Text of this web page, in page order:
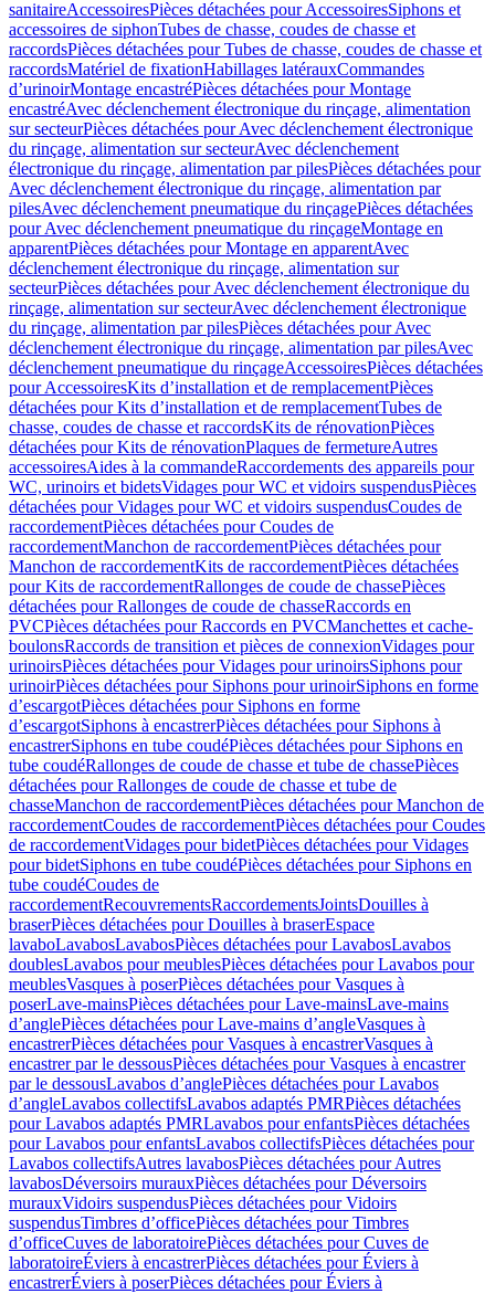
sanitaireAccessoiresPièces détachées pour AccessoiresSiphons et
accessoires de siphonTubes de chasse, coudes de chasse et
raccordsPièces détachées pour Tubes de chasse, coudes de chasse et
raccordsMatériel de fixationHabillages latérauxCommandes
dʼurinoirMontage encastréPièces détachées pour Montage
encastréAvec déclenchement électronique du rinçage, alimentation
sur secteurPièces détachées pour Avec déclenchement électronique
du rinçage, alimentation sur secteurAvec déclenchement
électronique du rinçage, alimentation par pilesPièces détachées pour
Avec déclenchement électronique du rinçage, alimentation par
pilesAvec déclenchement pneumatique du rinçagePièces détachées
pour Avec déclenchement pneumatique du rinçageMontage en
apparentPièces détachées pour Montage en apparentAvec
déclenchement électronique du rinçage, alimentation sur
secteurPièces détachées pour Avec déclenchement électronique du
rinçage, alimentation sur secteurAvec déclenchement électronique
du rinçage, alimentation par pilesPièces détachées pour Avec
déclenchement électronique du rinçage, alimentation par pilesAvec
déclenchement pneumatique du rinçageAccessoiresPièces détachées
pour AccessoiresKits d’installation et de remplacementPièces
détachées pour Kits d’installation et de remplacementTubes de
chasse, coudes de chasse et raccordsKits de rénovationPièces
détachées pour Kits de rénovationPlaques de fermetureAutres
accessoiresAides à la commandeRaccordements des appareils pour
WC, urinoirs et bidetsVidages pour WC et vidoirs suspendusPièces
détachées pour Vidages pour WC et vidoirs suspendusCoudes de
raccordementPièces détachées pour Coudes de
raccordementManchon de raccordementPièces détachées pour
Manchon de raccordementKits de raccordementPièces détachées
pour Kits de raccordementRallonges de coude de chassePièces
détachées pour Rallonges de coude de chasseRaccords en
PVCPièces détachées pour Raccords en PVCManchettes et cache-
boulonsRaccords de transition et pièces de connexionVidages pour
urinoirsPièces détachées pour Vidages pour urinoirsSiphons pour
urinoirPièces détachées pour Siphons pour urinoirSiphons en forme
d’escargotPièces détachées pour Siphons en forme
d’escargotSiphons à encastrerPièces détachées pour Siphons à
encastrerSiphons en tube coudéPièces détachées pour Siphons en
tube coudéRallonges de coude de chasse et tube de chassePièces
détachées pour Rallonges de coude de chasse et tube de
chasseManchon de raccordementPièces détachées pour Manchon de
raccordementCoudes de raccordementPièces détachées pour Coudes
de raccordementVidages pour bidetPièces détachées pour Vidages
pour bidetSiphons en tube coudéPièces détachées pour Siphons en
tube coudéCoudes de
raccordementRecouvrementsRaccordementsJointsDouilles à
braserPièces détachées pour Douilles à braserEspace
lavaboLavabosLavabosPièces détachées pour LavabosLavabos
doublesLavabos pour meublesPièces détachées pour Lavabos pour
meublesVasques à poserPièces détachées pour Vasques à
poserLave-mainsPièces détachées pour Lave-mainsLave-mains
d’anglePièces détachées pour Lave-mains d’angleVasques à
encastrerPièces détachées pour Vasques à encastrerVasques à
encastrer par le dessousPièces détachées pour Vasques à encastrer
par le dessousLavabos d’anglePièces détachées pour Lavabos
d’angleLavabos collectifsLavabos adaptés PMRPièces détachées
pour Lavabos adaptés PMRLavabos pour enfantsPièces détachées
pour Lavabos pour enfantsLavabos collectifsPièces détachées pour
Lavabos collectifsAutres lavabosPièces détachées pour Autres
lavabosDéversoirs murauxPièces détachées pour Déversoirs
murauxVidoirs suspendusPièces détachées pour Vidoirs
suspendusTimbres dʼofficePièces détachées pour Timbres
dʼofficeCuves de laboratoirePièces détachées pour Cuves de
laboratoireÉviers à encastrerPièces détachées pour Éviers à
encastrerÉviers à poserPièces détachées pour Éviers à